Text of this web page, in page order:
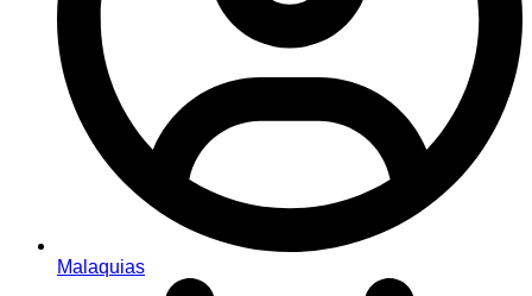
Malaquias